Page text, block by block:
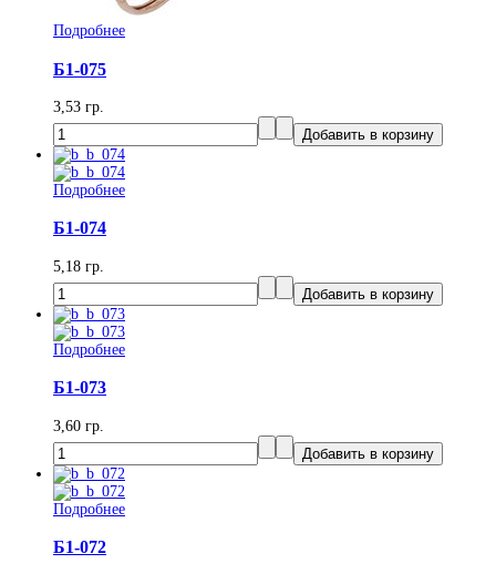
Подробнее
Б1-075
3,53 гр.
Подробнее
Б1-074
5,18 гр.
Подробнее
Б1-073
3,60 гр.
Подробнее
Б1-072